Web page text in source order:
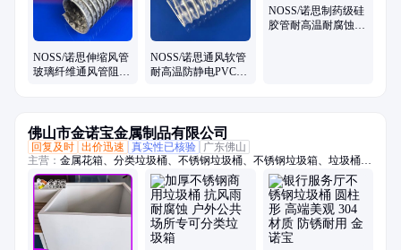
NOSS/诺思伸缩风管
玻璃纤维通风管阻燃
NOSS/诺思通风软管
耐高温防静电PVC包
NOSS/诺思制药级硅
胶管耐高温耐腐蚀酸
佛山市金诺宝金属制品有限公司
回复及时 出价迅速 真实性已核验
广东佛山
主营： 金属花箱、分类垃圾桶、不锈钢垃圾桶、不锈钢垃圾箱、垃圾桶、
垃圾箱、户外垃圾桶、户外垃圾箱、市政垃圾桶、果皮箱、不锈钢户外垃
圾桶、不锈钢户外垃圾箱、花箱、不锈钢花箱、花箱定制、花箱批发、双
分类垃圾桶、四分类垃圾箱、304不锈钢花箱、304不锈钢垃圾桶、304花
箱、不锈钢花坛、不锈钢花槽、不锈钢花钵、不锈钢花盆